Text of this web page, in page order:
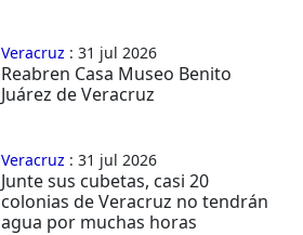
Veracruz : 31 jul 2026
Reabren Casa Museo Benito
Juárez de Veracruz
Veracruz : 31 jul 2026
Junte sus cubetas, casi 20
colonias de Veracruz no tendrán
agua por muchas horas